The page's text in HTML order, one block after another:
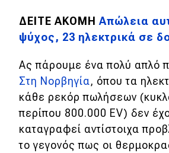
DRIVE USED
ΔΕΙΤΕ ΑΚΟΜΗ Απώλεια
ψύχος, 23 ηλεκτρικά σε
Ας πάρουμε ένα πολύ απλό
Στη Νορβηγία, όπου τα
κάθε ρεκόρ πωλήσεων
περίπου 800.000 EV) δεν
καταγραφεί αντίστοιχα
το γεγονός πως οι